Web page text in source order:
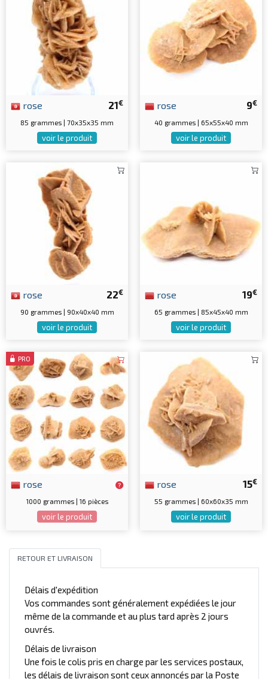
21€
rose
85 grammes | 70x35x35 mm
voir le produit
9€
rose
40 grammes | 65x55x40 mm
voir le produit
22€
rose
90 grammes | 90x40x40 mm
voir le produit
19€
rose
65 grammes | 85x45x40 mm
voir le produit
PRO
rose
1000 grammes | 16 pièces
voir le produit
15€
rose
55 grammes | 60x60x35 mm
voir le produit
RETOUR ET LIVRAISON
Délais d'expédition
Vos commandes sont généralement expédiées le jour
même de la commande et au plus tard après 2 jours
ouvrés.
Délais de livraison
Une fois le colis pris en charge par les services postaux,
les délais de livraison sont ceux annoncés par la Poste